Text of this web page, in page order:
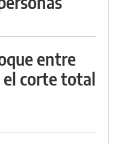
entre
el corte total